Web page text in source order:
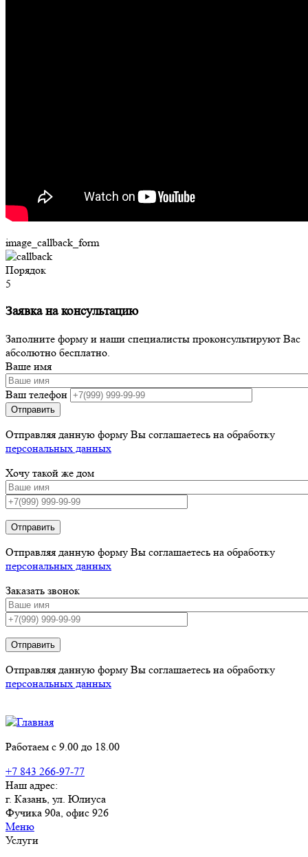
image_callback_form
Порядок
5
Заявка на консультацию
Заполните форму и наши специалисты проконсультируют Вас
абсолютно бесплатно.
Ваше имя
Ваш телефон
Отправляя данную форму Вы соглашаетесь на обработку
персональных данных
Хочу такой же дом
Отправить
Отправляя данную форму Вы соглашаетесь на обработку
персональных данных
Заказать звонок
Отправить
Отправляя данную форму Вы соглашаетесь на обработку
персональных данных
Работаем с 9.00 до 18.00
+7 843 266-97-77
Наш адрес:
г. Казань, ул. Юлиуса
Фучика 90а, офис 926
Меню
Услуги